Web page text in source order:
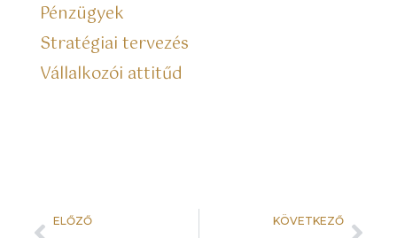
Pénzügyek
Stratégiai tervezés
Vállalkozói attitűd
ELŐZŐ KÖVETKEZŐ